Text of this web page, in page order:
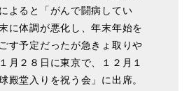
よると「がんで闘病してい
に体調が悪化し、年末年始を
す予定だったが急きょ取りや
月２８日に東京で、１２月１
殿堂入りを祝う会」に出席。